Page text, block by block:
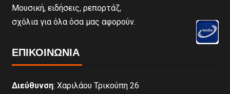
Μουσική, ειδήσεις, ρεπορτάζ,
σχόλια για όλα όσα μας αφορούν.
ΕΠΙΚΟΙΝΩΝΊΑ
Διεύθυνση: Χαριλάου Τρικούπη 26